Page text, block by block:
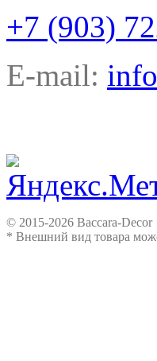
+7 (903)
E-mail:
© 2015-2026 Baccara-Decor
* Внешний вид товара